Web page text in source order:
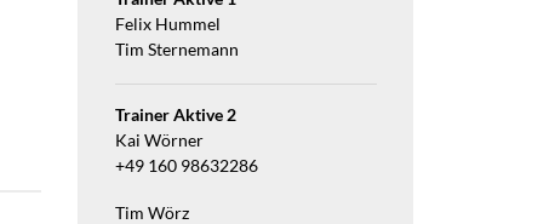
Felix Hummel
Tim Sternemann
Trainer Aktive 2
Kai Wörner
+49 160 98632286
Tim Wörz